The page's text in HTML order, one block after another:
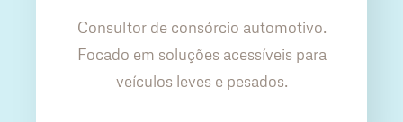
Consultor de consórcio automotivo.
Focado em soluções acessíveis para
veículos leves e pesados.